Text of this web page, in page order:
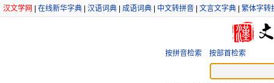
汉文学网 在线新华字典 汉语词典 成语词典 中文转拼音 文言文字典 繁体字转
按拼音检索 按部首检索